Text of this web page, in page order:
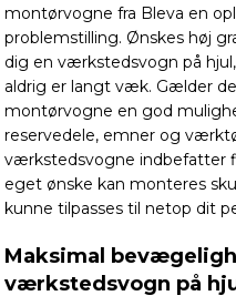
montørvogne fra Bleva en
problemstilling. Ønskes høj
dig en værkstedsvogn på
aldrig er langt væk. Gælder
montørvogne en god
reservedele, emner og
værkstedsvogne indbefatter
eget ønske kan monteres
kunne tilpasses til netop dit
Maksimal
værkstedsvogn på